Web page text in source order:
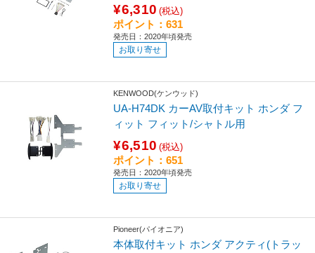
¥6,310 (税込)
ポイント：631
発売日：2020年頃発売
お取り寄せ
KENWOOD(ケンウッド)
UA-H74DK カーAV取付キット ホンダ フ
ィット フィット/シャトル用
¥6,510 (税込)
ポイント：651
発売日：2020年頃発売
お取り寄せ
Pioneer(パイオニア)
本体取付キット ホンダ アクティ(トラッ